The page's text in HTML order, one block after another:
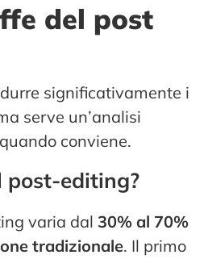
del post
significativamente i
serve un’analisi
conviene.
post-editing?
varia dal 30% al 70%
tradizionale. Il primo